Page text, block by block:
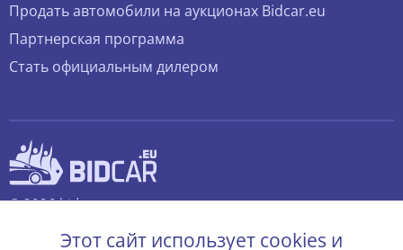
Продать автомобили на аукционах Bidcar.eu
Партнерская программа
Стать официальным дилером
© 2026 bidcar.eu
Этот сайт использует cookies и